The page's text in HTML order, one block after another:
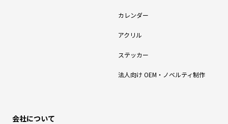
カレンダー
アクリル
ステッカー
法人向け OEM・ノベルティ制作
会社について